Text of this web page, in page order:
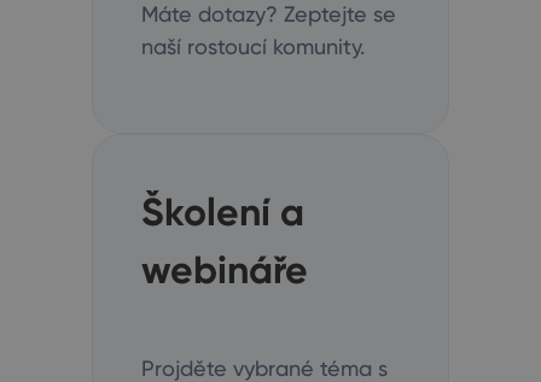
Máte dotazy? Zeptejte se
naší rostoucí komunity.
Školení a
webináře
Projděte vybrané téma s